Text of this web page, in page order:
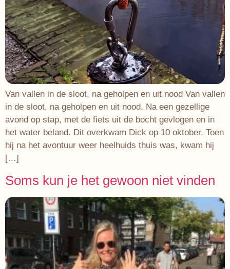
Van vallen in de sloot, na geholpen en uit nood Van vallen
in de sloot, na geholpen en uit nood. Na een gezellige
avond op stap, met de fiets uit de bocht gevlogen en in
het water beland. Dit overkwam Dick op 10 oktober. Toen
hij na het avontuur weer heelhuids thuis was, kwam hij
[…]
Soms kun je het gewoon niet vinden